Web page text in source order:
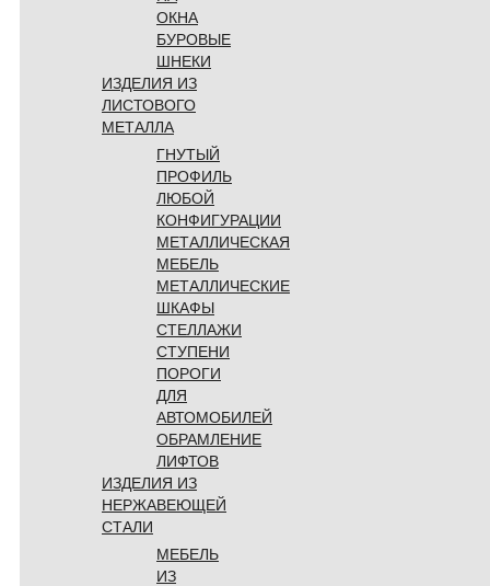
ОКНА
БУРОВЫЕ
ШНЕКИ
ИЗДЕЛИЯ ИЗ
ЛИСТОВОГО
МЕТАЛЛА
ГНУТЫЙ
ПРОФИЛЬ
ЛЮБОЙ
КОНФИГУРАЦИИ
МЕТАЛЛИЧЕСКАЯ
МЕБЕЛЬ
МЕТАЛЛИЧЕСКИЕ
ШКАФЫ
СТЕЛЛАЖИ
СТУПЕНИ
ПОРОГИ
ДЛЯ
АВТОМОБИЛЕЙ
ОБРАМЛЕНИЕ
ЛИФТОВ
ИЗДЕЛИЯ ИЗ
НЕРЖАВЕЮЩЕЙ
СТАЛИ
МЕБЕЛЬ
ИЗ